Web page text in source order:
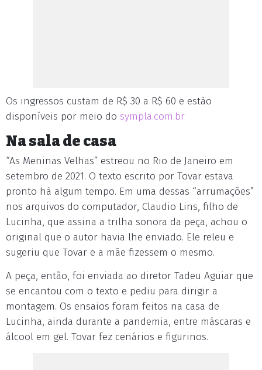
Os ingressos custam de R$ 30 a R$ 60 e estão
disponíveis por meio do sympla.com.br
Na sala de casa
“As Meninas Velhas” estreou no Rio de Janeiro em
setembro de 2021. O texto escrito por Tovar estava
pronto há algum tempo. Em uma dessas “arrumações”
nos arquivos do computador, Claudio Lins, filho de
Lucinha, que assina a trilha sonora da peça, achou o
original que o autor havia lhe enviado. Ele releu e
sugeriu que Tovar e a mãe fizessem o mesmo.
A peça, então, foi enviada ao diretor Tadeu Aguiar que
se encantou com o texto e pediu para dirigir a
montagem. Os ensaios foram feitos na casa de
Lucinha, ainda durante a pandemia, entre máscaras e
álcool em gel. Tovar fez cenários e figurinos.